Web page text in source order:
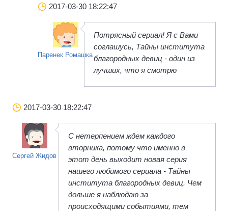
2017-03-30 18:22:47
Паренек Ромашка
Потрясный сериал! Я с Вами
соглашусь, Тайны института
благородных девиц - один из
лучших, что я смотрю
2017-03-30 18:22:47
Сергей Жидов
С нетерпением ждем каждого
вторника, потому что именно в
этот день выходит новая серия
нашего любимого сериала - Тайны
института благородных девиц. Чем
дольше я наблюдаю за
происходящими событиями, тем